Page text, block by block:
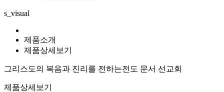
s_visual
제품소개
제품상세보기
그리스도의 복음과 진리를 전하는전도 문서 선교회
제품상세보기